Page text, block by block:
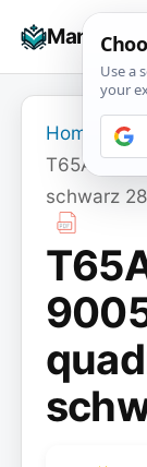
Manuals+
Home
T65A280-
schwarz